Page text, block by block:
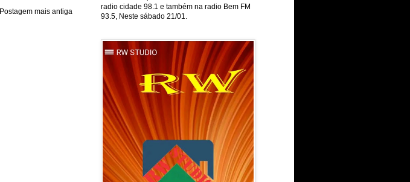
Postagem mais antiga
radio cidade 98.1 e também na radio Bem FM
93.5, Neste sábado 21/01.